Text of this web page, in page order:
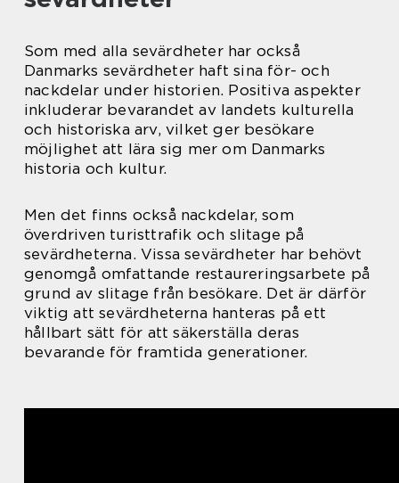
Som med alla sevärdheter har också
Danmarks sevärdheter haft sina för- och
nackdelar under historien. Positiva aspekter
inkluderar bevarandet av landets kulturella
och historiska arv, vilket ger besökare
möjlighet att lära sig mer om Danmarks
historia och kultur.
Men det finns också nackdelar, som
överdriven turisttrafik och slitage på
sevärdheterna. Vissa sevärdheter har behövt
genomgå omfattande restaureringsarbete på
grund av slitage från besökare. Det är därför
viktig att sevärdheterna hanteras på ett
hållbart sätt för att säkerställa deras
bevarande för framtida generationer.